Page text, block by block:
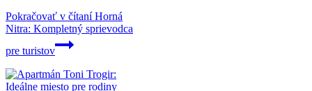
Pokračovať v čítaníHorná
Nitra: Kompletný sprievodca
pre turistov